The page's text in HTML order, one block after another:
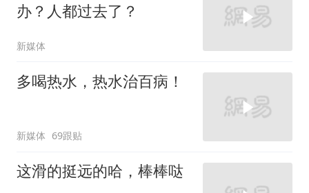
办？人都过去了？
新媒体
多喝热水，热水治百病！
新媒体 69跟贴
这滑的挺远的哈，棒棒哒